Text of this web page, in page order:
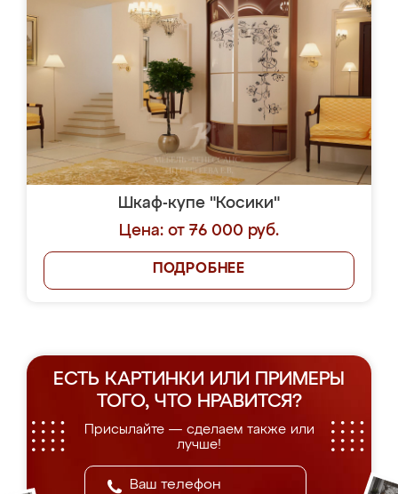
Шкаф-купе "Косики"
Цена: от 76 000 руб.
ПОДРОБНЕЕ
ЕСТЬ КАРТИНКИ ИЛИ ПРИМЕРЫ
ТОГО, ЧТО НРАВИТСЯ?
Присылайте — сделаем также или
лучше!